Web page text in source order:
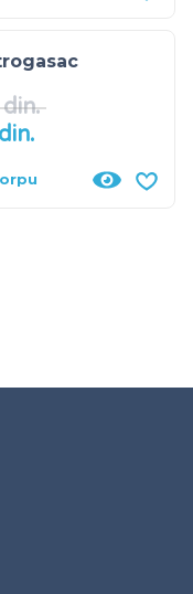
din.
din.